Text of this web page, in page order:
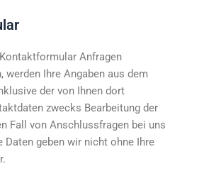
Anfragen
werden Ihre Angaben aus dem
der von Ihnen dort
zwecks Bearbeitung der
Fall von Anschlussfragen bei uns
Daten geben wir nicht ohne Ihre